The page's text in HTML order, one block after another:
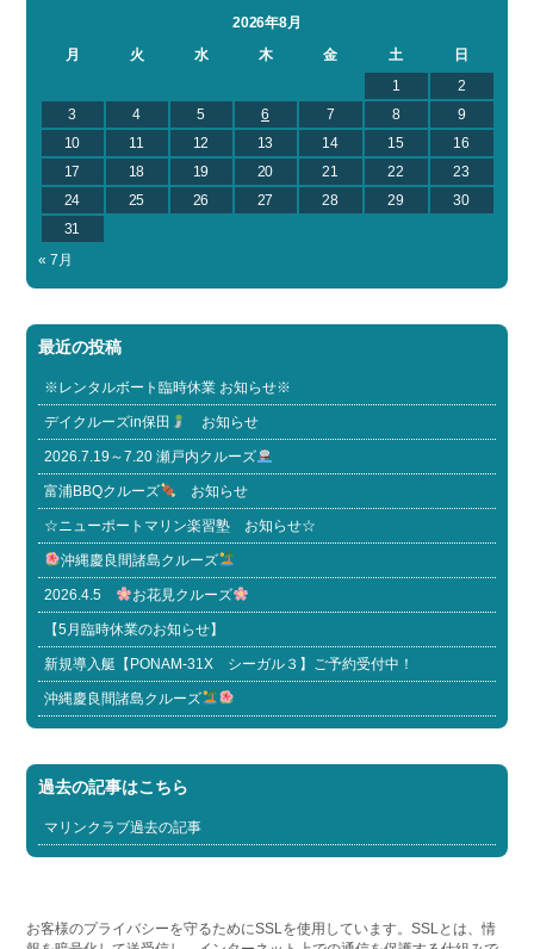
2026年8月
月
火 水 木 金 土
日
1
2
3
4 5 6 7 8
9
10
11 12 13 14 15
16
17
18 19 20 21 22
23
24
25 26 27 28 29
30
31
« 7月
最近の投稿
※レンタルボート臨時休業 お知らせ※
デイクルーズin保田 お知らせ
2026.7.19～7.20 瀬戸内クルーズ
富浦BBQクルーズ お知らせ
☆ニューポートマリン楽習塾 お知らせ☆
沖縄慶良間諸島クルーズ
2026.4.5 お花見クルーズ
【5月臨時休業のお知らせ】
新規導入艇【PONAM-31X シーガル３】ご予約受付中！
沖縄慶良間諸島クルーズ
過去の記事はこちら
マリンクラブ過去の記事
お客様のプライバシーを守るためにSSLを使用しています。SSLとは、情